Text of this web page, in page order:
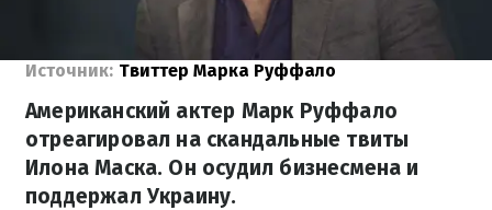
Источник: Твиттер Марка Руффало
Американский актер Марк Руффало
отреагировал на скандальные твиты
Илона Маска. Он осудил бизнесмена и
поддержал Украину.